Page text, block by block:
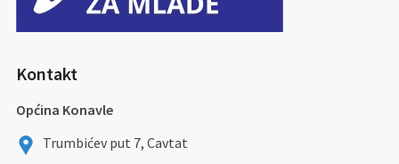
Kontakt
Općina Konavle
Trumbićev put 7, Cavtat